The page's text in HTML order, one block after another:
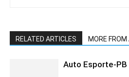
RELATED ARTICLES MORE
Auto Esporte-PB